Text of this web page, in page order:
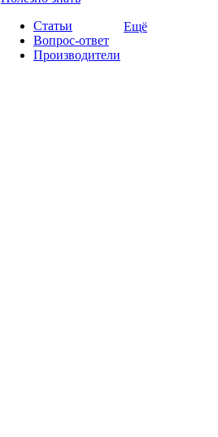
Статьи
Вопрос-ответ
Производители
Ещё